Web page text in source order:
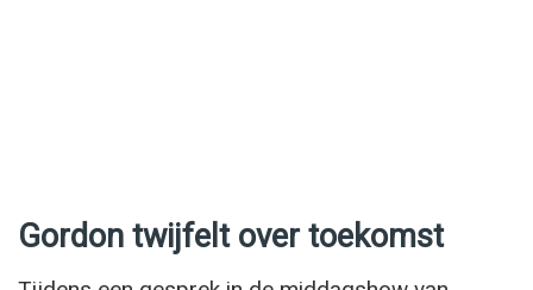
Gordon twijfelt over toekomst